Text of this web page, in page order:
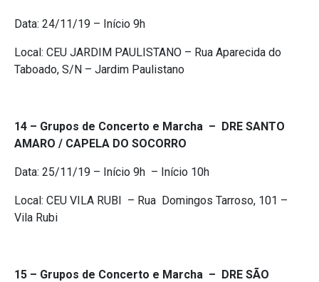
Data: ​24/11/19​ – Início 9h
Local: CEU JARDIM PAULISTANO – ​Rua Aparecida do
Taboado, S/N – Jardim Paulistano
14 – Grupos de Concerto e Marcha – DRE SANTO
AMARO / CAPELA DO SOCORRO
Data: ​25/11/19​ – Início 9h – Início 10h
Local: CEU VILA RUBI – ​Rua Domingos Tarroso, 101 –
Vila Rubi
15 – Grupos de Concerto e Marcha – DRE SÃO